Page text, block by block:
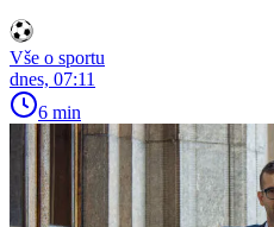
Vše o sportu
dnes, 07:11
6 min